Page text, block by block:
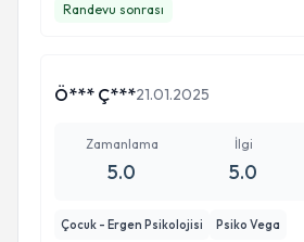
Randevu sonrası
Ö*** Ç***21.01.2025
Zamanlama
5.0
İlgi
5.0
Çocuk - Ergen Psikolojisi Psiko Vega